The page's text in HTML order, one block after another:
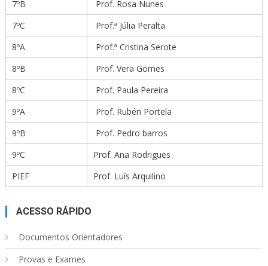
7ºB
Prof. Rosa Nunes
7ºC
Prof.ª Júlia Peralta
8ºA
Prof.ª Cristina Serote
8ºB
Prof. Vera Gomes
8ºC
Prof. Paula Pereira
9ºA
Prof. Rubén Portela
9ºB
Prof. Pedro barros
9ºC
Prof. Ana Rodrigues
PIEF
Prof. Luís Arquilino
ACESSO RÁPIDO
Documentos Orientadores
Provas e Exames